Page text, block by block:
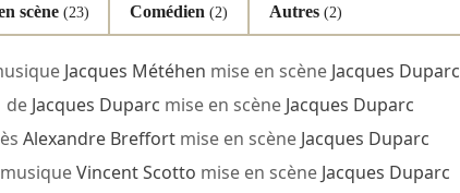
scène (23) Comédien(2) Autres (2)
Jacques Météhen mise en scène Jacques Duparc
Jacques Duparc mise en scène Jacques Duparc
Alexandre Breffortmise en scène Jacques Duparc
Vincent Scotto mise en scène Jacques Duparc